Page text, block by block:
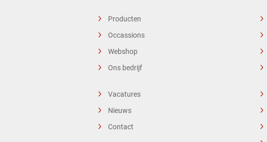
Producten
Occassions
Webshop
Ons bedrijf
Vacatures
Nieuws
Contact